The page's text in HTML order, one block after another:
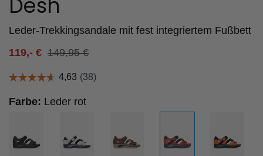
Desh
Leder-Trekkingsandale mit fest integriertem Fußbett
149,95€
119,- €
Farbe: Leder rot